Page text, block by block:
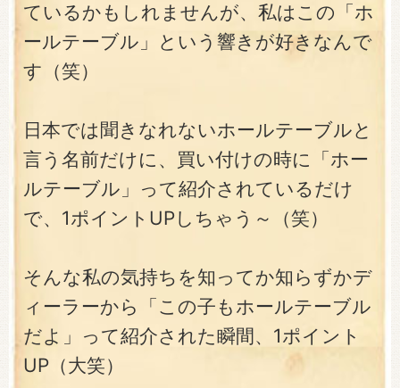
ているかもしれませんが、私はこの「ホ
ールテーブル」という響きが好きなんで
す（笑）
日本では聞きなれないホールテーブルと
言う名前だけに、買い付けの時に「ホー
ルテーブル」って紹介されているだけ
で、1ポイントUPしちゃう～（笑）
そんな私の気持ちを知ってか知らずかデ
ィーラーから「この子もホールテーブル
だよ」って紹介された瞬間、1ポイント
UP（大笑）